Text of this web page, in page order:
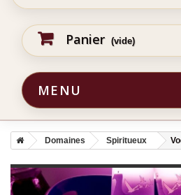
Panier (vide)
MENU
Domaines Spiritueux